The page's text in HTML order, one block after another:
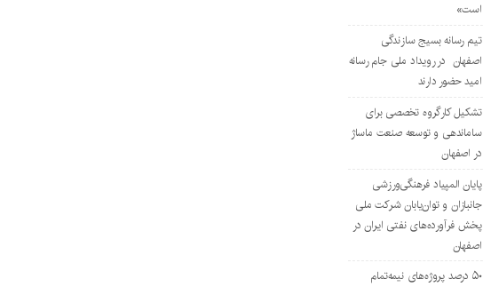
است»
تیم رسانه بسیج سازندگی
اصفهان در رویداد ملی جام رسانه
امید حضور دارند
تشکیل کارگروه تخصصی برای
ساماندهی و توسعه صنعت ماساژ
در اصفهان
پایان المپیاد فرهنگی‌ورزشی
جانبازان و توان‌یابان شرکت ملی
پخش فرآورده‌های نفتی ایران در
اصفهان
۵۰ درصد پروژه‌های نیمه‌تمام